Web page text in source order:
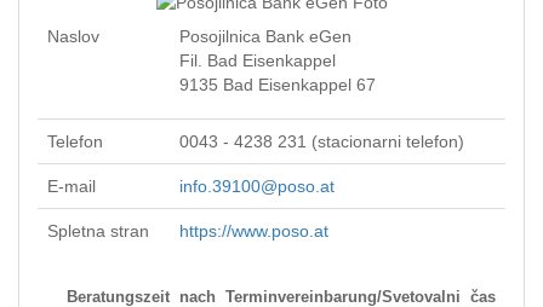
Naslov
Posojilnica Bank eGen
Fil. Bad Eisenkappel
9135 Bad Eisenkappel 67
Telefon 0043 - 4238 231 (stacionarni telefon)
E-mail info.39100@poso.at
Spletna stran https://www.poso.at
Beratungszeit nach Terminvereinbarung/Svetovalni čas